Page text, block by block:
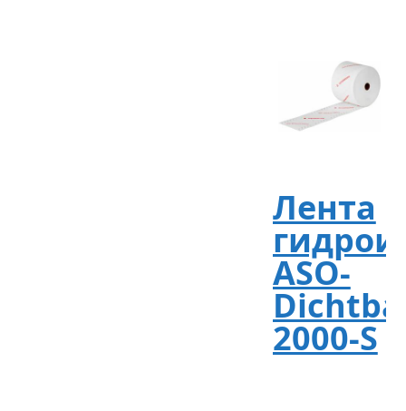
Лента
ASO-
2000-S